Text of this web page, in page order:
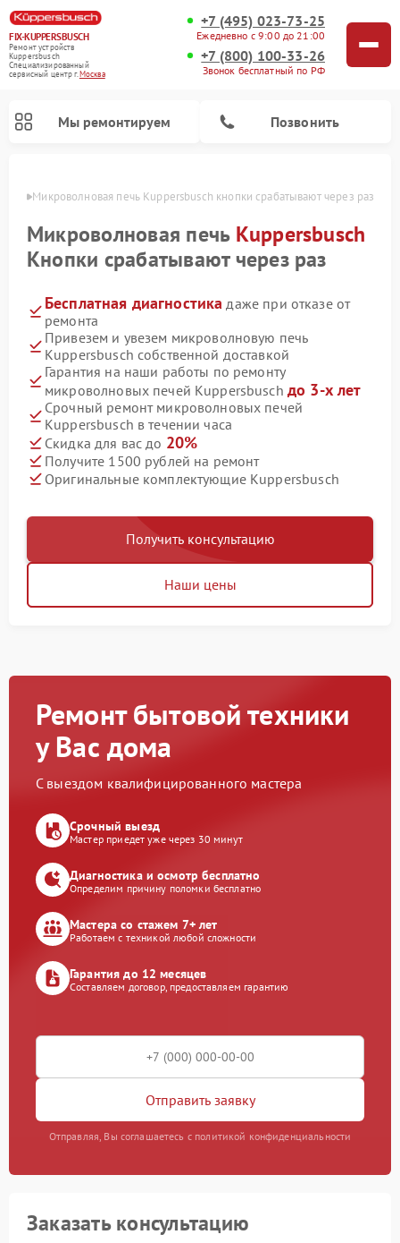
FIX-KUPPERSBUSCH
Ремонт устройств
Kuppersbusch
Специализированный
cервисный центр г.Москва
+7 (495) 023-73-25
Ежедневно с 9:00 до 21:00
+7 (800) 100-33-26
Звонок бесплатный по РФ
Мы ремонтируем Позвонить
Микроволновая печь Kuppersbusch кнопки срабатывают через раз
Микроволновая печь Kuppersbusch
Кнопки срабатывают через раз
Бесплатная диагностика даже при отказе от
ремонта
Привезем и увезем микроволновую печь
Kuppersbusch собственной доставкой
Гарантия на наши работы по ремонту
микроволновых печей Kuppersbusch до 3-х лет
Срочный ремонт микроволновых печей
Kuppersbusch в течении часа
Скидка для вас до 20%
Получите 1500 рублей на ремонт
Оригинальные комплектующие Kuppersbusch
Получить консультацию
Наши цены
Ремонт бытовой техники
у Вас дома
С выездом квалифицированного мастера
Срочный выезд
Мастер приедет уже через 30 минут
Диагностика и осмотр бесплатно
Определим причину поломки бесплатно
Мастера со стажем 7+ лет
Работаем с техникой любой сложности
Гарантия до 12 месяцев
Составляем договор, предоставляем гарантию
Отправить заявку
Отправляя, Вы соглашаетесь с политикой конфиденциальности
Заказать консультацию